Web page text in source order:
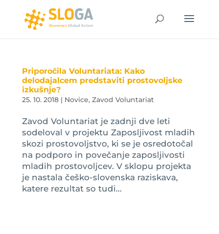
Priporočila Voluntariata: Kako
delodajalcem predstaviti prostovoljske
izkušnje?
25. 10. 2018| Novice, Zavod Voluntariat
Zavod Voluntariat je zadnji dve leti
sodeloval v projektu Zaposljivost mladih
skozi prostovoljstvo, ki se je osredotočal
na podporo in povečanje zaposljivosti
mladih prostovoljcev. V sklopu projekta
je nastala češko-slovenska raziskava,
katere rezultat so tudi...